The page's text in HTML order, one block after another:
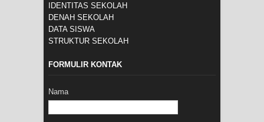
IDENTITAS SEKOLAH
DENAH SEKOLAH
DATA SISWA
STRUKTUR SEKOLAH
FORMULIR KONTAK
Nama